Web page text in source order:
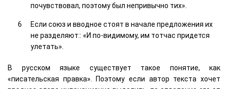
почувствовал, поэтому был непривычно тих».
Если союз и вводное стоят в начале предложения их
не разделяют:: «И по-видимому, им тотчас придется
улетать».
В русском языке существует такое понятие, как
«писательская правка». Поэтому если автор текста хочет